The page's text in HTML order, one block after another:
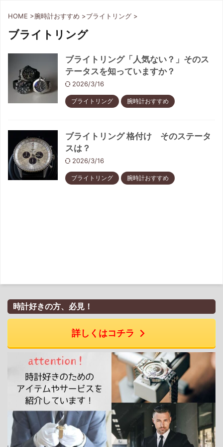
HOME >腕時計おすすめ >ブライトリング >
ブライトリング
ブライトリング「人気ない？」そのス
テータスを知っていますか？
2026/3/16
ブライトリング 腕時計おすすめ
ブライトリング 格付け そのステータ
スは？
2026/3/16
ブライトリング 腕時計おすすめ
時計好きの方、必見！
詳しくはコチラ